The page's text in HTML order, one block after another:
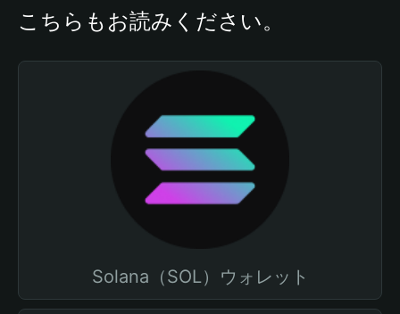
こちらもお読みください。
Solana（SOL）ウォレット